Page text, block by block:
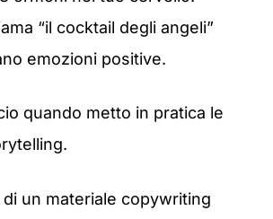
“il cocktail degli angeli”
emozioni positive.
quando metto in pratica le
un materiale copywriting